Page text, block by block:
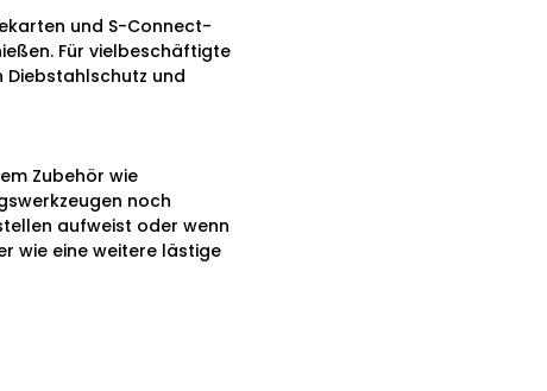
und S-Connect-
Für vielbeschäftigte
Diebstahlschutz und
Zubehör wie
noch
aufweist oder wenn
wie eine weitere lästige